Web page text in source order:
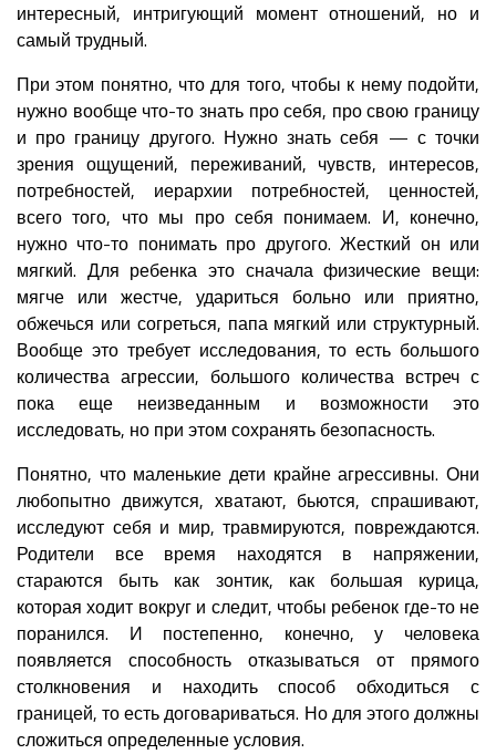
интересный, интригующий момент отношений, но и
самый трудный.
При этом понятно, что для того, чтобы к нему подойти,
нужно вообще что-то знать про себя, про свою границу
и про границу другого. Нужно знать себя — с точки
зрения ощущений, переживаний, чувств, интересов,
потребностей, иерархии потребностей, ценностей,
всего того, что мы про себя понимаем. И, конечно,
нужно что-то понимать про другого. Жесткий он или
мягкий. Для ребенка это сначала физические вещи:
мягче или жестче, удариться больно или приятно,
обжечься или согреться, папа мягкий или структурный.
Вообще это требует исследования, то есть большого
количества агрессии, большого количества встреч с
пока еще неизведанным и возможности это
исследовать, но при этом сохранять безопасность.
Понятно, что маленькие дети крайне агрессивны. Они
любопытно движутся, хватают, бьются, спрашивают,
исследуют себя и мир, травмируются, повреждаются.
Родители все время находятся в напряжении,
стараются быть как зонтик, как большая курица,
которая ходит вокруг и следит, чтобы ребенок где-то не
поранился. И постепенно, конечно, у человека
появляется способность отказываться от прямого
столкновения и находить способ обходиться с
границей, то есть договариваться. Но для этого должны
сложиться определенные условия.